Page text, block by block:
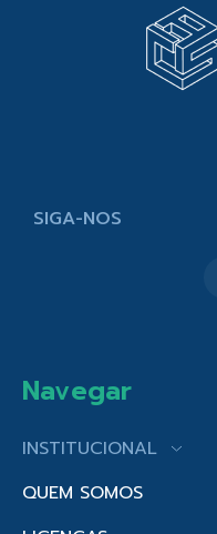
SIGA-NOS
Navegar
INSTITUCIONAL
QUEM SOMOS